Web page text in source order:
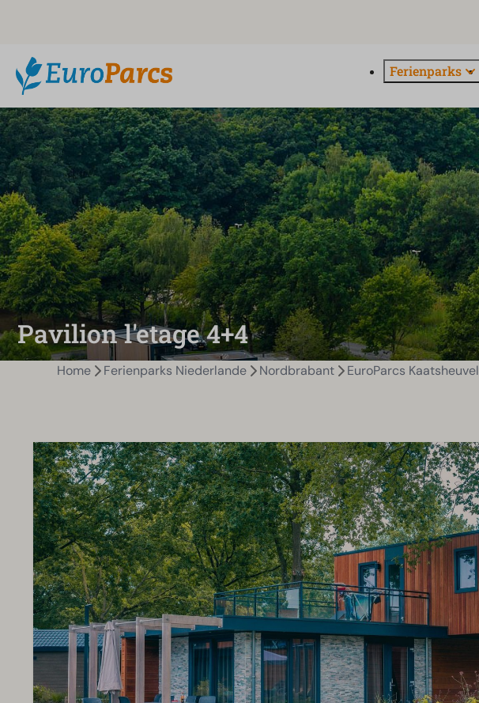
Ferienparks
Pavilion l'etage 4+4
Home Ferienparks Niederlande Nordbrabant EuroParcs Kaatsheuvel